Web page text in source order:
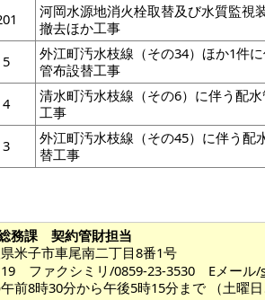
河岡水源地消火栓取替及び水質監視
撤去ほか工事
5
外江町汚水枝線（その34）ほか1件
管布設替工事
4
清水町汚水枝線（その6）に伴う配
工事
3
外江町汚水枝線（その45）に伴う配
替工事
務課 契約管財担当
米子市車尾南二丁目8番1号
ファクシミリ/0859-23-3530 Eメール/
前8時30分から午後5時15分まで （土曜日